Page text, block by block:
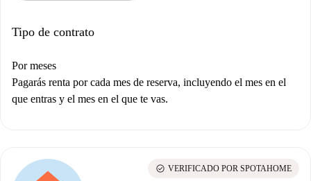
Tipo de contrato
Por meses
Pagarás renta por cada mes de reserva, incluyendo el mes en el
que entras y el mes en el que te vas.
check_circle VERIFICADO POR SPOTAHOME